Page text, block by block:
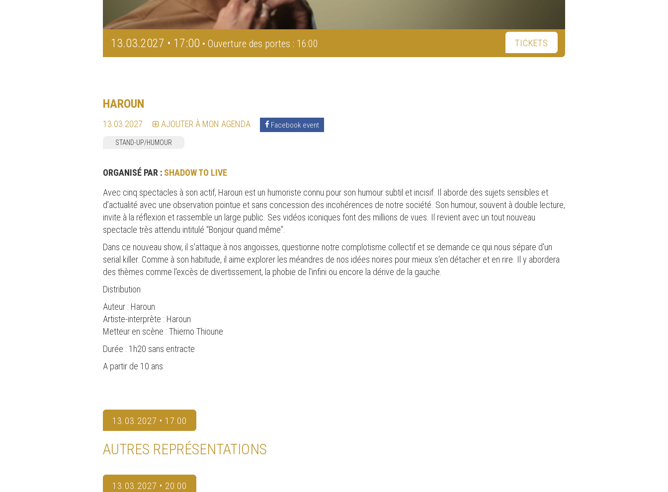
13.03.2027 • 17:00 • Ouverture des portes : 16:00 TICKETS
HAROUN
13.03.2027 AJOUTER À MON AGENDA Facebook event
STAND-UP/HUMOUR
ORGANISÉ PAR : SHADOW TO LIVE
Avec cinq spectacles à son actif, Haroun est un humoriste connu pour son humour subtil et incisif. Il aborde des sujets sensibles et
d’actualité avec une observation pointue et sans concession des incohérences de notre société. Son humour, souvent à double lecture,
invite à la réflexion et rassemble un large public. Ses vidéos iconiques font des millions de vues. Il revient avec un tout nouveau
spectacle très attendu intitulé “Bonjour quand même”.
Dans ce nouveau show, il s'attaque à nos angoisses, questionne notre complotisme collectif et se demande ce qui nous sépare d'un
serial killer. Comme à son habitude, il aime explorer les méandres de nos idées noires pour mieux s'en détacher et en rire. Il y abordera
des thèmes comme l'excès de divertissement, la phobie de l'infini ou encore la dérive de la gauche.
Distribution
Auteur : Haroun
Artiste-interprète : Haroun
Metteur en scène : Thierno Thioune
Durée : 1h20 sans entracte
A partir de 10 ans
13.03.2027 • 17:00
AUTRES REPRÉSENTATIONS
13.03.2027 • 20:00